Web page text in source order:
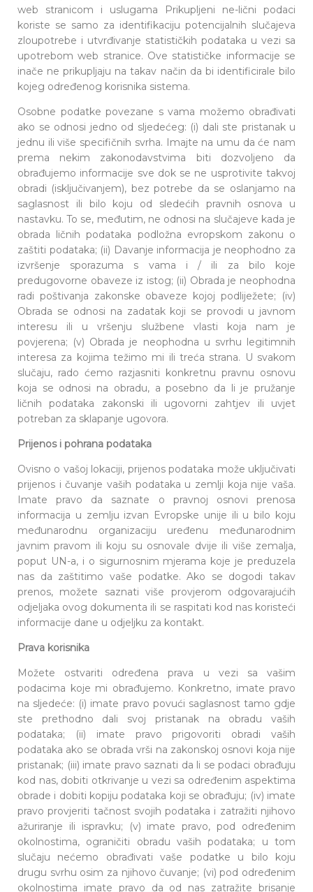
web stranicom i uslugama Prikupljeni ne-lični podaci
koriste se samo za identifikaciju potencijalnih slučajeva
zloupotrebe i utvrđivanje statističkih podataka u vezi sa
upotrebom web stranice. Ove statističke informacije se
inače ne prikupljaju na takav način da bi identificirale bilo
kojeg određenog korisnika sistema.
Osobne podatke povezane s vama možemo obrađivati
ako se odnosi jedno od sljedećeg: (i) dali ste pristanak u
jednu ili više specifičnih svrha. Imajte na umu da će nam
prema nekim zakonodavstvima biti dozvoljeno da
obrađujemo informacije sve dok se ne usprotivite takvoj
obradi (isključivanjem), bez potrebe da se oslanjamo na
saglasnost ili bilo koju od sledećih pravnih osnova u
nastavku. To se, međutim, ne odnosi na slučajeve kada je
obrada ličnih podataka podložna evropskom zakonu o
zaštiti podataka; (ii) Davanje informacija je neophodno za
izvršenje sporazuma s vama i / ili za bilo koje
predugovorne obaveze iz istog; (ii) Obrada je neophodna
radi poštivanja zakonske obaveze kojoj podliježete; (iv)
Obrada se odnosi na zadatak koji se provodi u javnom
interesu ili u vršenju službene vlasti koja nam je
povjerena; (v) Obrada je neophodna u svrhu legitimnih
interesa za kojima težimo mi ili treća strana. U svakom
slučaju, rado ćemo razjasniti konkretnu pravnu osnovu
koja se odnosi na obradu, a posebno da li je pružanje
ličnih podataka zakonski ili ugovorni zahtjev ili uvjet
potreban za sklapanje ugovora.
Prijenos i pohrana podataka
Ovisno o vašoj lokaciji, prijenos podataka može uključivati
prijenos i čuvanje vaših podataka u zemlji koja nije vaša.
Imate pravo da saznate o pravnoj osnovi prenosa
informacija u zemlju izvan Evropske unije ili u bilo koju
međunarodnu organizaciju uređenu međunarodnim
javnim pravom ili koju su osnovale dvije ili više zemalja,
poput UN-a, i o sigurnosnim mjerama koje je preduzela
nas da zaštitimo vaše podatke. Ako se dogodi takav
prenos, možete saznati više provjerom odgovarajućih
odjeljaka ovog dokumenta ili se raspitati kod nas koristeći
informacije dane u odjeljku za kontakt.
Prava korisnika
Možete ostvariti određena prava u vezi sa vašim
podacima koje mi obrađujemo. Konkretno, imate pravo
na sljedeće: (i) imate pravo povući saglasnost tamo gdje
ste prethodno dali svoj pristanak na obradu vaših
podataka; (ii) imate pravo prigovoriti obradi vaših
podataka ako se obrada vrši na zakonskoj osnovi koja nije
pristanak; (iii) imate pravo saznati da li se podaci obrađuju
kod nas, dobiti otkrivanje u vezi sa određenim aspektima
obrade i dobiti kopiju podataka koji se obrađuju; (iv) imate
pravo provjeriti tačnost svojih podataka i zatražiti njihovo
ažuriranje ili ispravku; (v) imate pravo, pod određenim
okolnostima, ograničiti obradu vaših podataka; u tom
slučaju nećemo obrađivati vaše podatke u bilo koju
drugu svrhu osim za njihovo čuvanje; (vi) pod određenim
okolnostima imate pravo da od nas zatražite brisanje